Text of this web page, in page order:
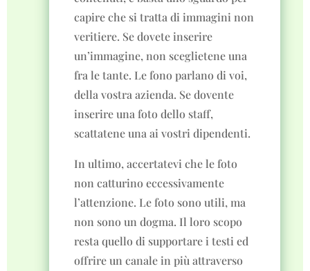
capire che si tratta di immagini non
veritiere. Se dovete inserire
un’immagine, non sceglietene una
fra le tante. Le fono parlano di voi,
della vostra azienda. Se dovente
inserire una foto dello staff,
scattatene una ai vostri dipendenti.
In ultimo, accertatevi che le foto
non catturino eccessivamente
l’attenzione. Le foto sono utili, ma
non sono un dogma. Il loro scopo
resta quello di supportare i testi ed
offrire un canale in più attraverso